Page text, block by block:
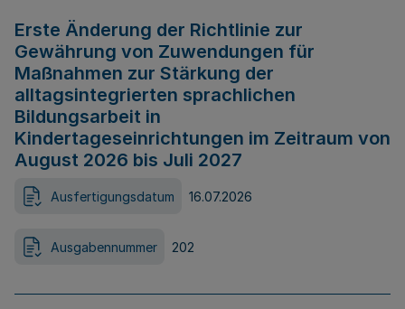
Erste Änderung der Richtlinie zur
Gewährung von Zuwendungen für
Maßnahmen zur Stärkung der
alltagsintegrierten sprachlichen
Bildungsarbeit in
Kindertageseinrichtungen im Zeitraum von
August 2026 bis Juli 2027
Ausfertigungsdatum 16.07.2026
Ausgabennummer 202